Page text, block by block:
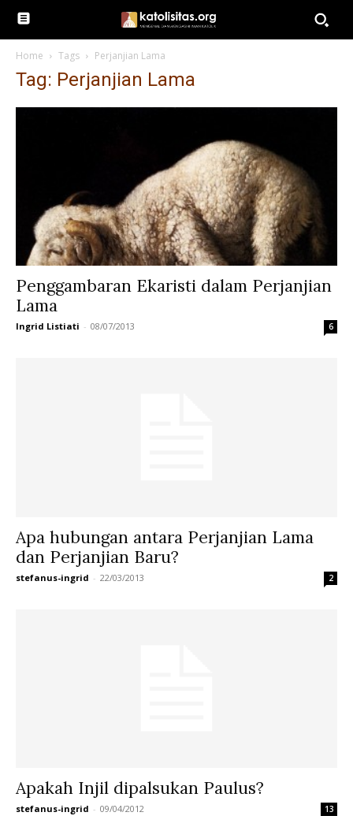
Home Tags Perjanjian Lama
Tag: Perjanjian Lama
Penggambaran Ekaristi dalam Perjanjian
Lama
Ingrid Listiati - 08/07/2013 6
Apa hubungan antara Perjanjian Lama
dan Perjanjian Baru?
stefanus-ingrid - 22/03/2013 2
Apakah Injil dipalsukan Paulus?
stefanus-ingrid - 09/04/2012 13